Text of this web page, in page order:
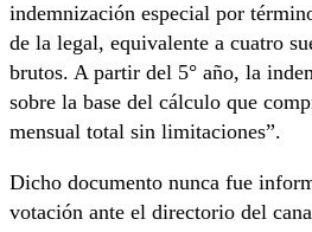
indemnización especial por
de la legal, equivalente a cuatro
brutos. A partir del 5° año, la
sobre la base del cálculo que
mensual total sin limitaciones”.
Dicho documento nunca fue
votación ante el directorio del